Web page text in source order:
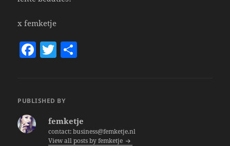
x femketje
F
e
T
er
PUBLISHED BY
femketje
contact: business@femketje.nl
View all posts by femketje